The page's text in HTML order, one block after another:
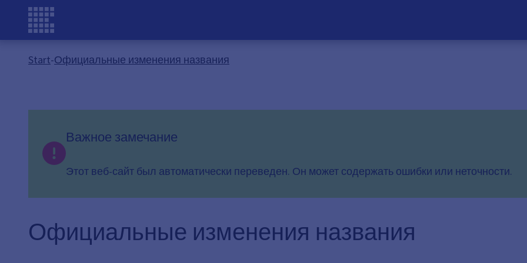
Start-Официальные изменения названия
Важное замечание
Этот веб-сайт был автоматически переведен. Он может содержать ошибки или неточности.
Официальные изменения названия